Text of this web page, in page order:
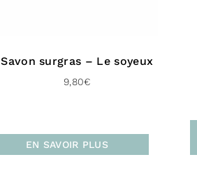
Savon surgras – Le soyeux
9,80€
EN SAVOIR PLUS